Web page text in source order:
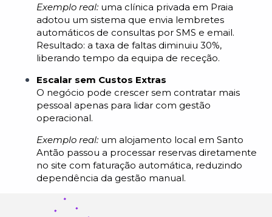
Exemplo real: uma clínica privada em Praia
adotou um sistema que envia lembretes
automáticos de consultas por SMS e email.
Resultado: a taxa de faltas diminuiu 30%,
liberando tempo da equipa de receção.
Escalar sem Custos Extras
O negócio pode crescer sem contratar mais
pessoal apenas para lidar com gestão
operacional.
Exemplo real: um alojamento local em Santo
Antão passou a processar reservas diretamente
no site com faturação automática, reduzindo
dependência da gestão manual.